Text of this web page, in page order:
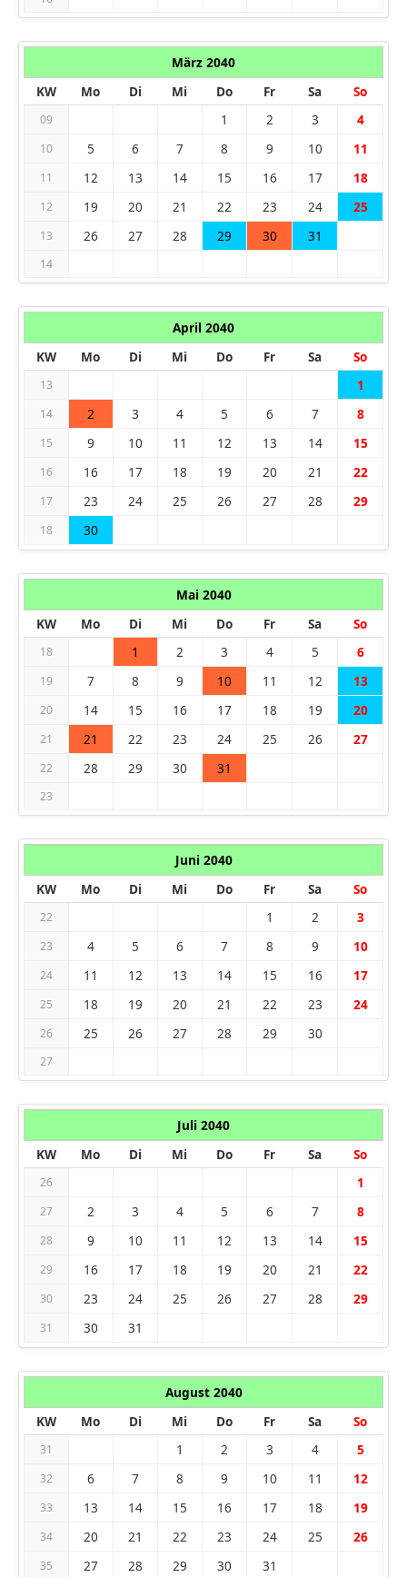
März 2040
KW
Mo Di Mi Do Fr Sa So
09 1 2 3 4
10 5 6 7 8 9 10 11
11 12 13 14 15 16 17 18
12 19 20 21 22 23 24 25
13 26 27 28 29 30 31
14
April 2040
KW
Mo Di Mi Do Fr Sa So
13 1
14 2 3 4 5 6 7 8
15 9 10 11 12 13 14 15
16 16 17 18 19 20 21 22
17 23 24 25 26 27 28 29
18 30
Mai 2040
KW
Mo Di Mi Do Fr Sa So
18 1 2 3 4 5 6
19 7 8 9 10 11 12 13
20 14 15 16 17 18 19 20
21 21 22 23 24 25 26 27
22 28 29 30 31
23
Juni 2040
KW
Mo Di Mi Do Fr Sa So
22 1 2 3
23 4 5 6 7 8 9 10
24 11 12 13 14 15 16 17
25 18 19 20 21 22 23 24
26 25 26 27 28 29 30
27
Juli 2040
KW
Mo Di Mi Do Fr Sa So
26 1
27 2 3 4 5 6 7 8
28 9 10 11 12 13 14 15
29 16 17 18 19 20 21 22
30 23 24 25 26 27 28 29
31 30 31
August 2040
KW
Mo Di Mi Do Fr Sa So
31 1 2 3 4 5
32 6 7 8 9 10 11 12
33 13 14 15 16 17 18 19
34 20 21 22 23 24 25 26
35 27 28 29 30 31